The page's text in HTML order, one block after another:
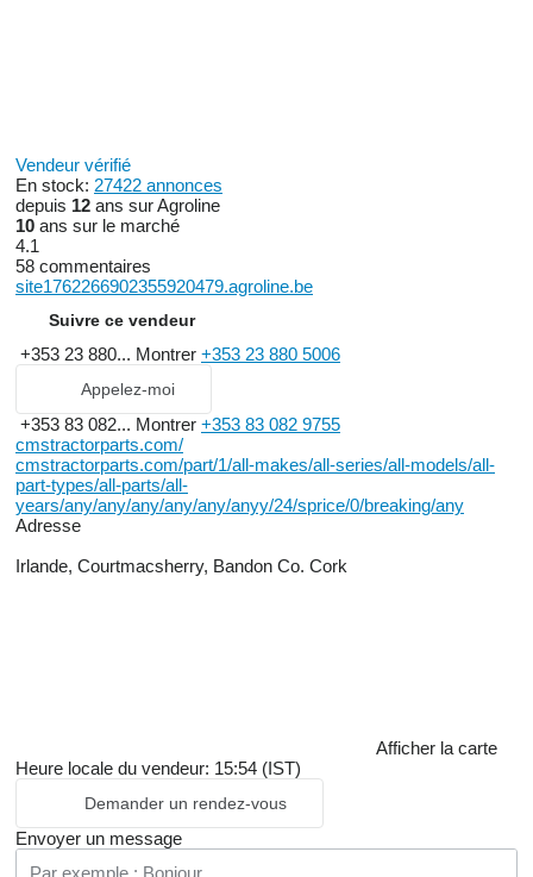
Vendeur vérifié
En stock: 27422 annonces
depuis 12 ans sur Agroline
10 ans sur le marché
4.1
58 commentaires
site1762266902355920479.agroline.be
Suivre ce vendeur
+353 23 880... Montrer +353 23 880 5006
Appelez-moi
+353 83 082... Montrer +353 83 082 9755
cmstractorparts.com/
cmstractorparts.com/part/1/all-makes/all-series/all-models/all-
part-types/all-parts/all-
years/any/any/any/any/any/anyy/24/sprice/0/breaking/any
Adresse
Irlande, Courtmacsherry, Bandon Co. Cork
Afficher la carte
Heure locale du vendeur: 15:54 (IST)
Demander un rendez-vous
Envoyer un message